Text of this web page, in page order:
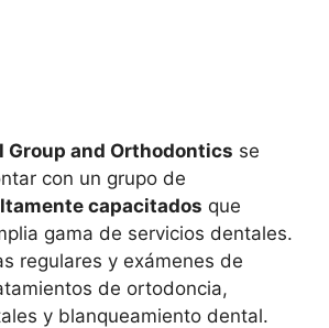
Group and Orthodontics se
con un grupo de
capacitados que
gama de servicios dentales.
regulares y exámenes de
de ortodoncia,
y blanqueamiento dental.